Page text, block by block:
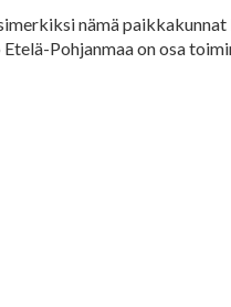
nämä
Pohjanmaa on osa